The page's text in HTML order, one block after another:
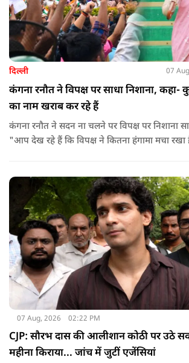
दिल्ली 07
कंगना रनौत ने विपक्ष पर साधा निशाना,
का नाम खराब कर रहे हैं
कंगना रनौत ने सदन ना चलने पर विपक्ष पर निशाना
"आप देख रहे हैं कि विपक्ष ने कितना हंगामा मचा
देश के सामने साफ हो रही है. और जब हारते हैं, तो रोना
07 Aug, 2026 02:22 PM
CJP: सौरभ दास की आलीशान कोठी पर उठे
महीना किराया... जांच में जुटीं एजेंसियां